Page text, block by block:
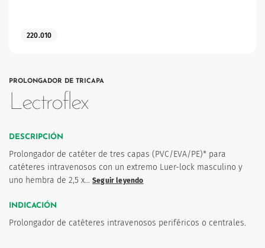
220.010
PROLONGADOR DE TRICAPA
Lectroflex
DESCRIPCIÓN
Prolongador de catéter de tres capas (PVC/EVA/PE)* para
catéteres intravenosos con un extremo Luer-lock masculino y
uno hembra de 2,5 x… Seguir leyendo
INDICACIÓN
Prolongador de catéteres intravenosos periféricos o centrales.